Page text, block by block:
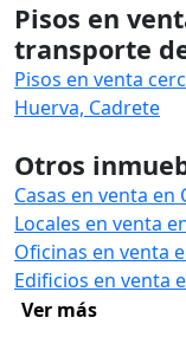
Pisos en
transporte
Pisos en venta
Huerva, Cadrete
Otros
Casas en venta en
Locales en venta
Oficinas en venta
Edificios en venta
Ver más